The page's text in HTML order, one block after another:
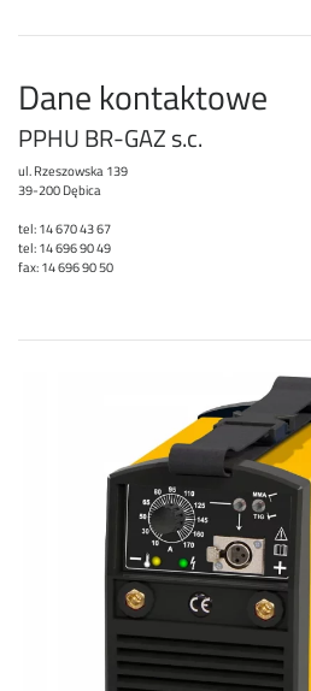
Dane kontaktowe
PPHU BR-GAZ s.c.
ul. Rzeszowska 139
39-200 Dębica
tel: 14 670 43 67
tel: 14 696 90 49
fax: 14 696 90 50